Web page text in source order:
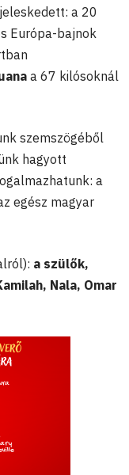
a 20
Európa-bajnok
a 67 kilósoknál
szemszögéből
hagyott
a
egész magyar
a szülők,
Nala, Omar